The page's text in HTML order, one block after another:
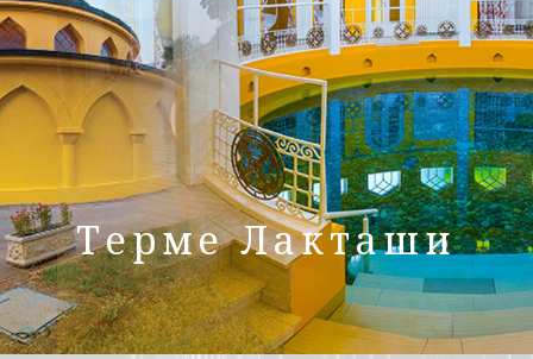
Упознај Лакташе -
360° tour